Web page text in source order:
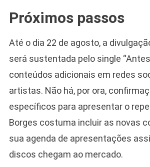
Próximos passos
Até o dia 22 de agosto, a
será sustentada pelo single
conteúdos adicionais em redes
artistas. Não há, por ora,
específicos para apresentar o
Borges costuma incluir as novas
sua agenda de apresentações
discos chegam ao mercado.